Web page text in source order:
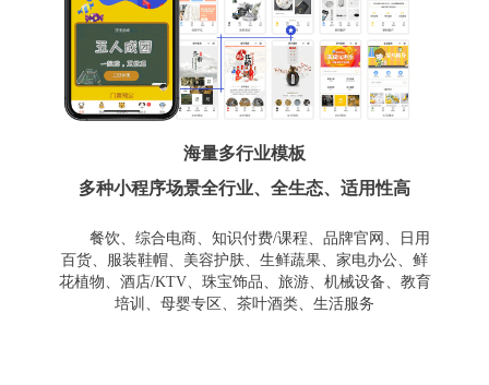
海量多行业模板
多种小程序场景全行业、全生态、适用性高
餐饮、综合电商、知识付费/课程、品牌官网、日用
百货、服装鞋帽、美容护肤、生鲜蔬果、家电办公、鲜
花植物、酒店/KTV、珠宝饰品、旅游、机械设备、教育
培训、母婴专区、茶叶酒类、生活服务